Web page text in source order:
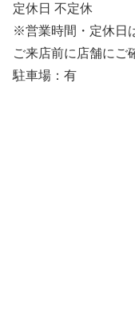
定休日 不定休
※営業時間・定休日
ご来店前に店舗にご
駐車場：有